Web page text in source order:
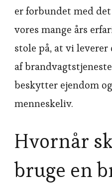
er forbundet med
vores mange års
stole på, at vi
af
beskytter ejendom
menneskeliv.
Hvornår
bruge en